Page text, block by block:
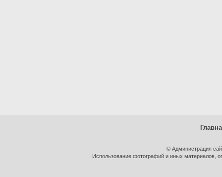
© Администрация
Использование фотографий и иных материалов,